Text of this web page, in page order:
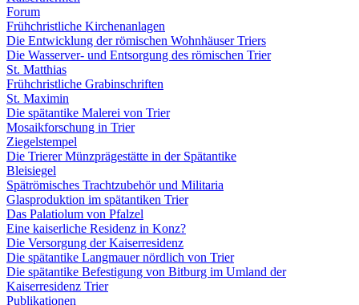
Forum
Frühchristliche Kirchenanlagen
Die Entwicklung der römischen Wohnhäuser Triers
Die Wasserver- und Entsorgung des römischen Trier
St. Matthias
Frühchristliche Grabinschriften
St. Maximin
Die spätantike Malerei von Trier
Mosaikforschung in Trier
Ziegelstempel
Die Trierer Münzprägestätte in der Spätantike
Bleisiegel
Spätrömisches Trachtzubehör und Militaria
Glasproduktion im spätantiken Trier
Das Palatiolum von Pfalzel
Eine kaiserliche Residenz in Konz?
Die Versorgung der Kaiserresidenz
Die spätantike Langmauer nördlich von Trier
Die spätantike Befestigung von Bitburg im Umland der
Kaiserresidenz Trier
Publikationen